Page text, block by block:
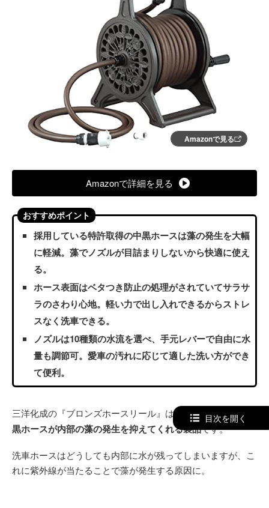
Amazonで見る
Amazonで詳細を見る
おすすめポイント
採用している特許取得の中黒ホースは藻の発生を大幅
に軽減。藻でノズルが目詰まりしないから快適に使え
る。
ホース表面はベタつき防止の処理がされていてサラサ
ラのさわり心地。軽い力で出し入れできるからストレ
スなく洗車できる。
ノズルは10種類の水流を選べ、手元レバーで自由に水
量も調節可。愛車の汚れに応じて適した洗い方ができ
て便利。
三洋化成の『ブロンズホースリール』は、
特許を取得した中
黒ホースが内部の藻の発生を抑えてくれる製品です。
洗車ホースはどうしても内部に水が残ってしまいますが、こ
れに紫外線が当たることで藻が発生する原因に。
目次を開く